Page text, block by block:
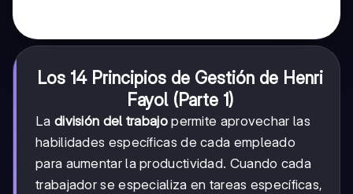
Los 14 Principios de Gestión de Henri
Fayol (Parte 1)
La división del trabajopermite aprovechar las
habilidades específicas de cada empleado
para aumentar la productividad. Cuando cada
trabajador se especializa en tareas específicas,